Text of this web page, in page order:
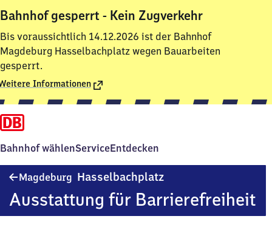
Bahnhof gesperrt - Kein Zugverkehr
Bis voraussichtlich 14.12.2026 ist der Bahnhof
Magdeburg Hasselbachplatz wegen Bauarbeiten
gesperrt.
Informationen
Bahnhof wählenServiceEntdecken
Magdeburg Hasselbachplatz
Ausstattung für Barrierefreiheit